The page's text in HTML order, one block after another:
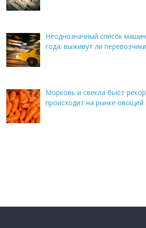
Неоднозначный список
года: выживут ли
Морковь и свекла бьют
происходит на рынке овощей